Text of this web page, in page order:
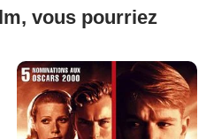
vous pourriez